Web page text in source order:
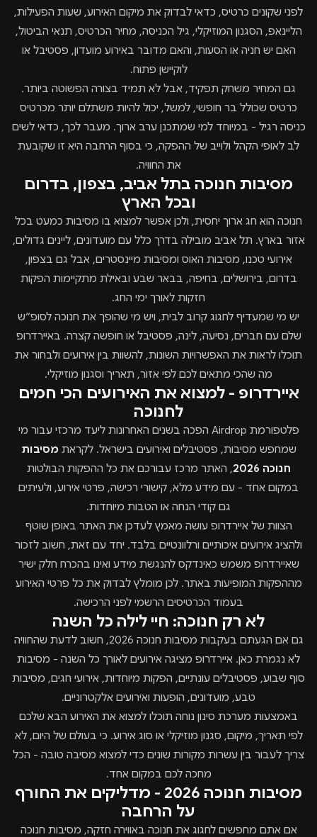
לפני שקונים כרטיס, כדאי לבדוק את מיקום האירוע, שעות הפעילות,
הליינאפ, הסגנון המוזיקלי, גיל הכניסה, מחיר הכרטיס, תנאי הביטול,
האם יש חניה או הסעות, והאם מדובר באירוע מועדון, פסטיבל או
לוקיישן פתוח.
גם המחיר משחק תפקיד, אבל לא תמיד בצורה הפשוטה ביותר.
כרטיס שכולל בר חופשי, למשל, יכול להיות משתלם יותר מכרטיס
כניסה רגיל - במיוחד למי שמתכנן ערב ארוך. מעבר לכך, כדאי לשים
לב לאופי הקהל ולוייב של ההפקה, כי בסוף הרחבה היא זו שקובעת
את החוויה.
מסיבות חנוכה בתל אביב, בצפון, בדרום
ובכל הארץ
חנוכה הוא חג ארוך יחסית, ולכן אפשר למצוא בו מסיבות כמעט בכל
אזור בארץ. תל אביב מובילה בדרך כלל עם מועדונים, ליינים גדולים,
אירועי טכנו, מסיבות האוס ומסיבות מיינסטרים, אבל גם בצפון,
בדרום, בירושלים, בחיפה, בבאר שבע ובאילת מתקיימות הפקות
חזקות לאורך ימי החג.
יש מי שמעדיף לחגוג קרוב לבית, ויש מי שהופך את חנוכה לסופ״ש
שלם עם חברים, נסיעה, לינה, פסטיבל או חופשה קצרה. באיירדרופ
תוכלו לראות את האפשרויות השונות, להשוות בין אירועים ולבחור את
מה שהכי מתאים לכם לפי אזור, תאריך וסגנון מוזיקלי.
איירדרופ - למצוא את האירועים הכי חמים
לחנוכה
פלטפורמת Airdrop הפכה בשנים האחרונות ליעד מרכזי עבור מי
שמחפש מסיבות, פסטיבלים ואירועים בישראל. לקראתמסיבות
חנוכה 2026
, האתר מרכז עבורכם את כל ההפקות הבולטות
במקום אחד - עם מידע מלא, קישורי רכישה, פרטי אירוע, ולעיתים
גם קודי הנחה או הטבות מיוחדות.
הצוות של איירדרופ עושה מאמץ לעדכן את האתר באופן שוטף
ולהציג אירועים איכותיים ורלוונטיים בלבד. יחד עם זאת, חשוב לזכור
שאיירדרופ משמש כאינדקס להנגשת מידע ואינו בהכרח חלק ישיר
מההפקות המופיעות באתר. לכן מומלץ לבדוק את כל פרטי האירוע
בעמוד הכרטיסים הרשמי לפני הרכישה.
לא רק חנוכה: חיי לילה כל השנה
גם אם הגעתם בעקבות מסיבות חנוכה 2026, חשוב לדעת שהחוויה
לא נגמרת כאן. איירדרופ מציגה אירועים לאורך כל השנה - מסיבות
סוף שבוע, פסטיבלים עונתיים, הפקות מיוחדות, אירועי חגים, מסיבות
טבע, מועדונים, הופעות ואירועים אלקטרוניים.
באמצעות מערכת סינון נוחה תוכלו למצוא את האירוע הבא שלכם
לפי תאריך, מיקום, סגנון מוזיקלי או סוג אירוע. כי בעולם של היום, לא
צריך לעבור בין עשרות מקורות שונים כדי למצוא מסיבה טובה - הכל
מחכה לכם במקום אחד.
מסיבות חנוכה 2026 - מדליקים את החורף
על הרחבה
אם אתם מחפשים לחגוג את חנוכה באווירה חזקה, מסיבות חנוכה